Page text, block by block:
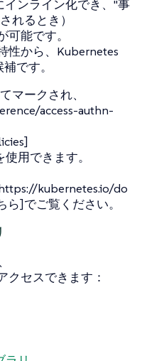
インライン化でき、"事
れるとき）
能です。
性から、Kubernetes
です。
マークされ、
access-authn-
用できます。
kubernetes.io/do
]でご覧ください。
クセスできます：